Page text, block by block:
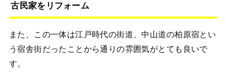
古民家をリフォーム
また、この一体は江戸時代の街道、中山道の柏原宿とい
う宿舎街だったことから通りの雰囲気がとても良いで
す。